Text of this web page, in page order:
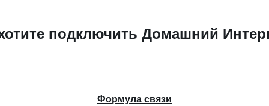
подключить Домашний
Формула связи